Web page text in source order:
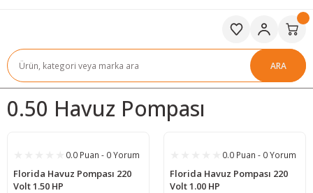
ARA
0.50 Havuz Pompası
0.0 Puan - 0 Yorum
Florida Havuz Pompası 220
Volt 1.50 HP
0.0 Puan - 0 Yorum
Florida Havuz Pompası 220
Volt 1.00 HP